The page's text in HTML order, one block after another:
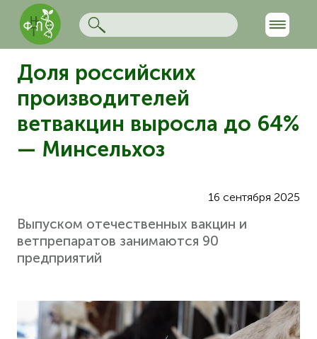
Доля российских
производителей
ветвакцин выросла до 64%
— Минсельхоз
16 сентября 2025
Выпуском отечественных вакцин и
ветпрепаратов занимаются 90
предприятий